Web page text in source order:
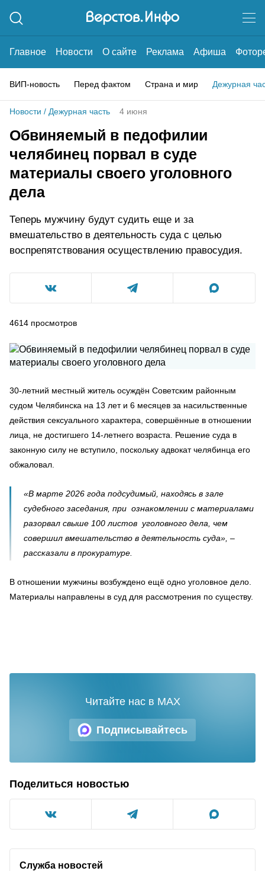
Главное Новости О сайте Реклама Афиша
ВИП-новость Перед фактом Страна и мир Дежурная
Новости / Дежурная часть 4 июня
Обвиняемый в педофилии
челябинец порвал в суде
материалы своего уголовного
дела
Теперь мужчину будут судить еще и за
вмешательство в деятельность суда с целью
воспрепятствования осуществлению правосудия.
4614 просмотров
30-летний местный житель осуждён Советским районным
судом Челябинска на 13 лет и 6 месяцев за насильственные
действия сексуального характера, совершённые в отношении
лица, не достигшего 14-летнего возраста. Решение суда в
законную силу не вступило, поскольку адвокат челябинца его
обжаловал.
«В марте 2026 года подсудимый, находясь в зале
судебного заседания, при ознакомлении с материалами
разорвал свыше 100 листов уголовного дела, чем
совершил вмешательство в деятельность суда», –
рассказали в прокуратуре.
В отношении мужчины возбуждено ещё одно уголовное дело.
Материалы направлены в суд для рассмотрения по существу.
Подписывайтесь
Читайте нас в MAX
Поделиться новостью
Служба новостей